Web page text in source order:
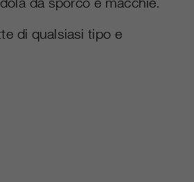
di qualsiasi tipo e